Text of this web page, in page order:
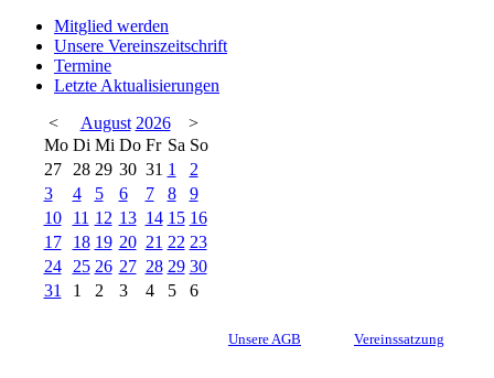
Mitglied werden
Unsere Vereinszeitschrift
Termine
Letzte Aktualisierungen
<
August 2026
>
Mo Di Mi Do Fr Sa So
27
28 29 30 31 1
2
3
4 5 6 7 8
9
10
11 12 13 14 15 16
17
18 19 20 21 22 23
24
25 26 27 28 29 30
31
1 2 3 4 5 6
Unsere AGB Vereinssatzung